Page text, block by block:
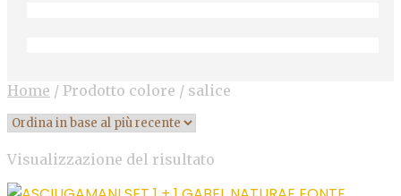
Home / Prodotto colore / salice
Visualizzazione del risultato